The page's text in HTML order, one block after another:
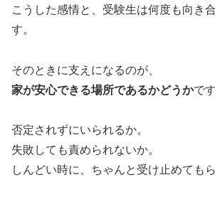
こうした感情と、受験生は何度も向き
す。
そのときに支えになるのが、
家が安心できる場所であるかどうかです
否定されずにいられるか。
失敗しても責められないか。
しんどい時に、ちゃんと受け止めてもら